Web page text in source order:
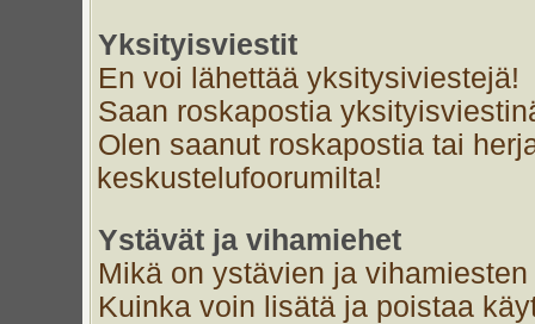
Yksityisviestit
En voi lähettää yksitysiviestejä!
Saan roskapostia
Olen saanut roskapostia tai
keskustelufoorumilta!
Ystävät ja vihamiehet
Mikä on ystävien ja
Kuinka voin lisätä ja poistaa